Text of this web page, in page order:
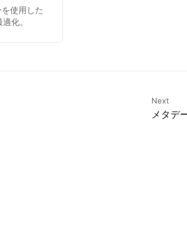
使用した
化。
Next
メタデ